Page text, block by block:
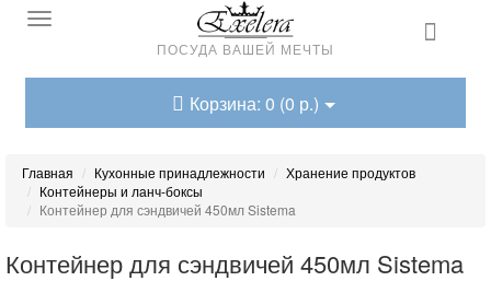
ПОСУДА ВАШЕЙ МЕЧТЫ
Корзина: 0 (0 р.)
Главная Кухонные принадлежности
Хранение продуктов
Контейнеры и ланч-боксы
Контейнер для сэндвичей 450мл Sistema
Контейнер для сэндвичей 450мл Sistema